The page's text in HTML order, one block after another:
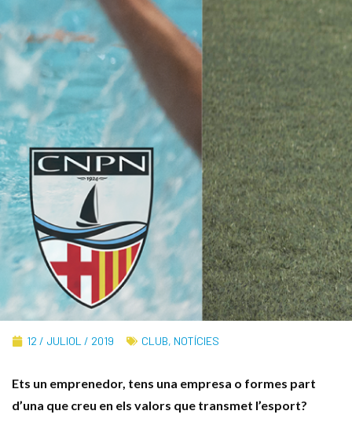
12 / JULIOL / 2019 CLUB, NOTÍCIES
Ets un emprenedor, tens una empresa o formes part
d’una que creu en els valors que transmet l’esport?